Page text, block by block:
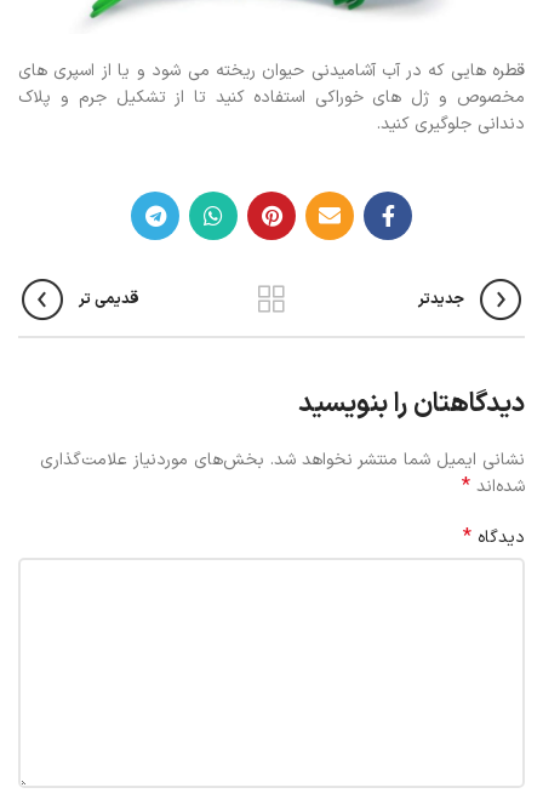
قطره هایی که در آب آشامیدنی حیوان ریخته می شود و یا از اسپری های
مخصوص و ژل های خوراکی استفاده کنید تا از تشکیل جرم و پلاک
دندانی جلوگیری کنید.
جدیدتر قدیمی تر
دیدگاهتان را بنویسید
نشانی ایمیل شما منتشر نخواهد شد. بخش‌های موردنیاز علامت‌گذاری
شده‌اند *
دیدگاه *